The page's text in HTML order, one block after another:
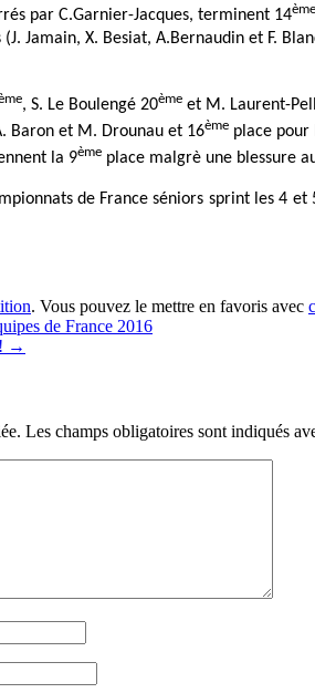
par C.Garnier-Jacques, terminent 14ème
Jamain, X. Besiat, A.Bernaudin et F.
, S. Le Boulengé 20ème et M. Laurent-
Baron et M. Drounau et 16ème place pour
la 9ème place malgrè une blessure
de France séniors sprint les 4
. Vous pouvez le mettre en favoris avec
de France 2016
→
Les champs obligatoires sont indiqués